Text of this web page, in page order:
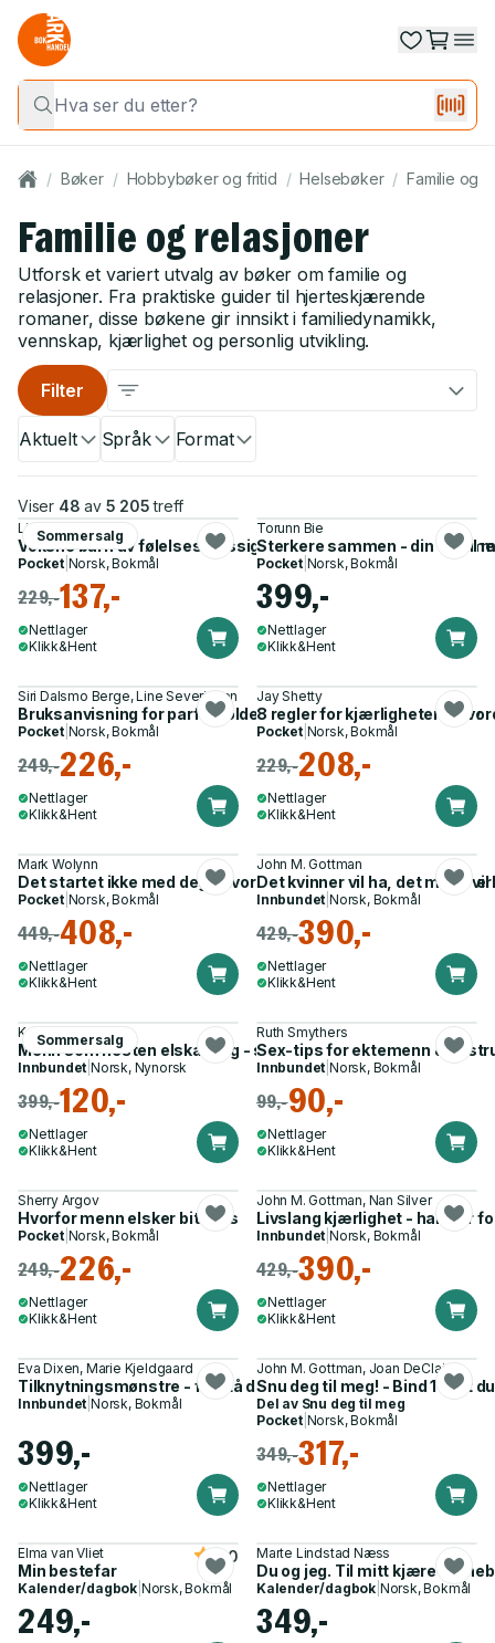
/ Bøker / Hobbybøker og fritid / Helsebøker / Familie og
Familie og relasjoner
Utforsk et variert utvalg av bøker om familie og
relasjoner. Fra praktiske guider til hjerteskjærende
romaner, disse bøkene gir innsikt i familiedynamikk,
vennskap, kjærlighet og personlig utvikling.
Aktuelt Språk Format
Filter
Viser 48 av 5 205 treff
Sommersalg
Lindsay C. Gibson
Voksne barn av følelsesmessig umodne foreldre - slik
Pocket| Norsk, Bokmål
229,-137,-
Nettlager
Klikk&Hent
Torunn Bie
Sterkere sammen - din vei til
Pocket| Norsk, Bokmål
399,-
Nettlager
Klikk&Hent
Siri Dalsmo Berge, Line Severinsen
Bruksanvisning for parforholdet - veien til et sunnere samliv
Pocket| Norsk, Bokmål
249,-226,-
Nettlager
Klikk&Hent
Jay Shetty
8 regler for kjærligheten -
Pocket| Norsk, Bokmål
229,-208,-
Nettlager
Klikk&Hent
Mark Wolynn
Det startet ikke med deg - hvordan nedarvede
Pocket| Norsk, Bokmål
449,-408,-
Nettlager
Klikk&Hent
John M. Gottman
Det kvinner vil ha, det menn
Innbundet |Norsk, Bokmål
429,-390,-
Nettlager
Klikk&Hent
Sommersalg
Katrine Sele
Menn som nesten elska meg - sju års lengt etter kjærleiken
Innbundet |Norsk, Nynorsk
399,-120,-
Nettlager
Klikk&Hent
Ruth Smythers
Sex-tips for ektemenn &
Innbundet |Norsk, Bokmål
99,-90,-
Nettlager
Klikk&Hent
Sherry Argov
Hvorfor menn elsker bitches
Pocket| Norsk, Bokmål
249,-226,-
Nettlager
Klikk&Hent
John M. Gottman, Nan Silver
Livslang kjærlighet - han har
Innbundet |Norsk, Bokmål
429,-390,-
Nettlager
Klikk&Hent
Eva Dixen, Marie Kjeldgaard
Tilknytningsmønstre - forstå ditt mønster og finn trygghet
Innbundet |Norsk, Bokmål
399,-
Nettlager
Klikk&Hent
John M. Gottman, Joan DeClaire
Snu deg til meg! - Bind 1 : det
Del av Snu deg til meg
Pocket| Norsk, Bokmål
349,-317,-
Nettlager
Klikk&Hent
Elma van Vliet
Min bestefar
5.0
Kalender/dagbok Norsk, Bokmål
249,-
Marte Lindstad Næss
Du og jeg. Til mitt kjære
Kalender/dagbok Norsk, Bokmål
349,-